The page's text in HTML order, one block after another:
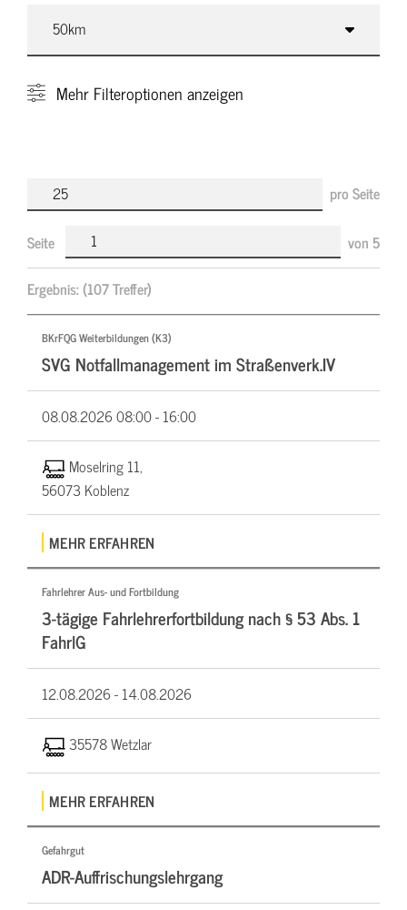
Mehr Filteroptionen anzeigen
pro Seite
Seite von 5
Ergebnis:(107 Treffer)
BKrFQG Weiterbildungen (K3)
SVG Notfallmanagement im Straßenverk.IV
08.08.202608:00 - 16:00
Moselring 11,
56073 Koblenz
MEHR ERFAHREN
Fahrlehrer Aus- und Fortbildung
3-tägige Fahrlehrerfortbildung nach § 53 Abs. 1
FahrlG
12.08.2026 -14.08.2026
35578 Wetzlar
MEHR ERFAHREN
Gefahrgut
ADR-Auffrischungslehrgang